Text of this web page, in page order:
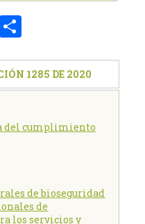
Email
1285 DE 2020
del cumplimiento
de bioseguridad
de
los servicios y